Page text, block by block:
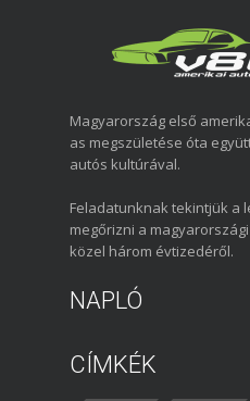
Magyarország első
as megszületése óta
autós kultúrával.
Feladatunknak tekintjük a
megőrizni a
közel három évtizedéről.
NAPLÓ
CÍMKÉK